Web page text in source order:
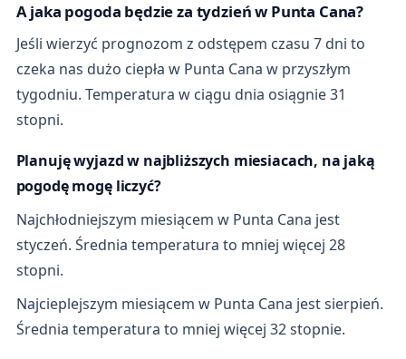
A jaka pogoda będzie za tydzień w Punta Cana?
Jeśli wierzyć prognozom z odstępem czasu 7 dni to
czeka nas dużo ciepła w Punta Cana w przyszłym
tygodniu. Temperatura w ciągu dnia osiągnie 31
stopni.
Planuję wyjazd w najbliższych miesiacach, na jaką
pogodę mogę liczyć?
Najchłodniejszym miesiącem w Punta Cana jest
styczeń. Średnia temperatura to mniej więcej 28
stopni.
Najcieplejszym miesiącem w Punta Cana jest sierpień.
Średnia temperatura to mniej więcej 32 stopnie.